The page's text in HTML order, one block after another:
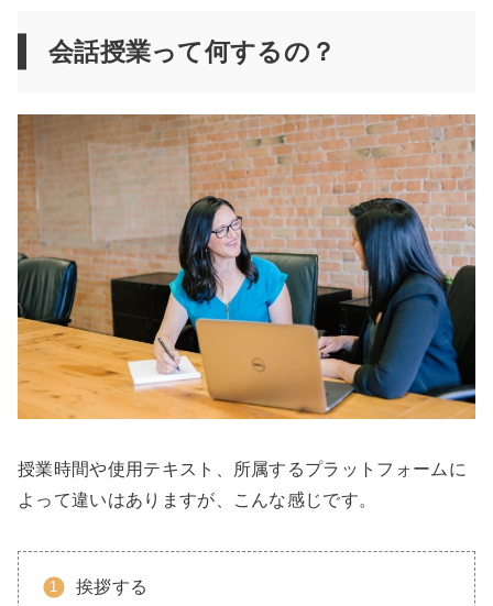
会話授業って何するの？
授業時間や使用テキスト、所属するプラットフォームに
よって違いはありますが、こんな感じです。
挨拶する